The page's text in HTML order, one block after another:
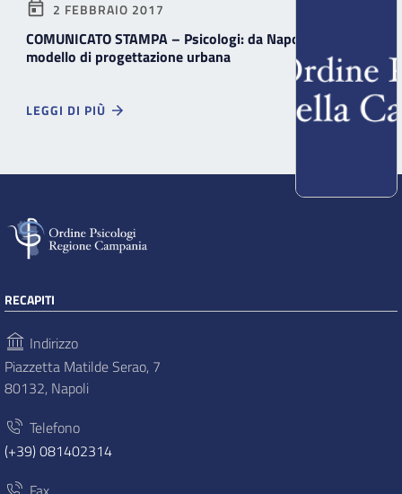
2 FEBBRAIO 2017
COMUNICATO STAMPA – Psicologi: da Napoli nuovo
modello di progettazione urbana
LEGGI DI PIÙ
RECAPITI
Indirizzo
Piazzetta Matilde Serao, 7
80132, Napoli
Telefono
(+39) 081402314